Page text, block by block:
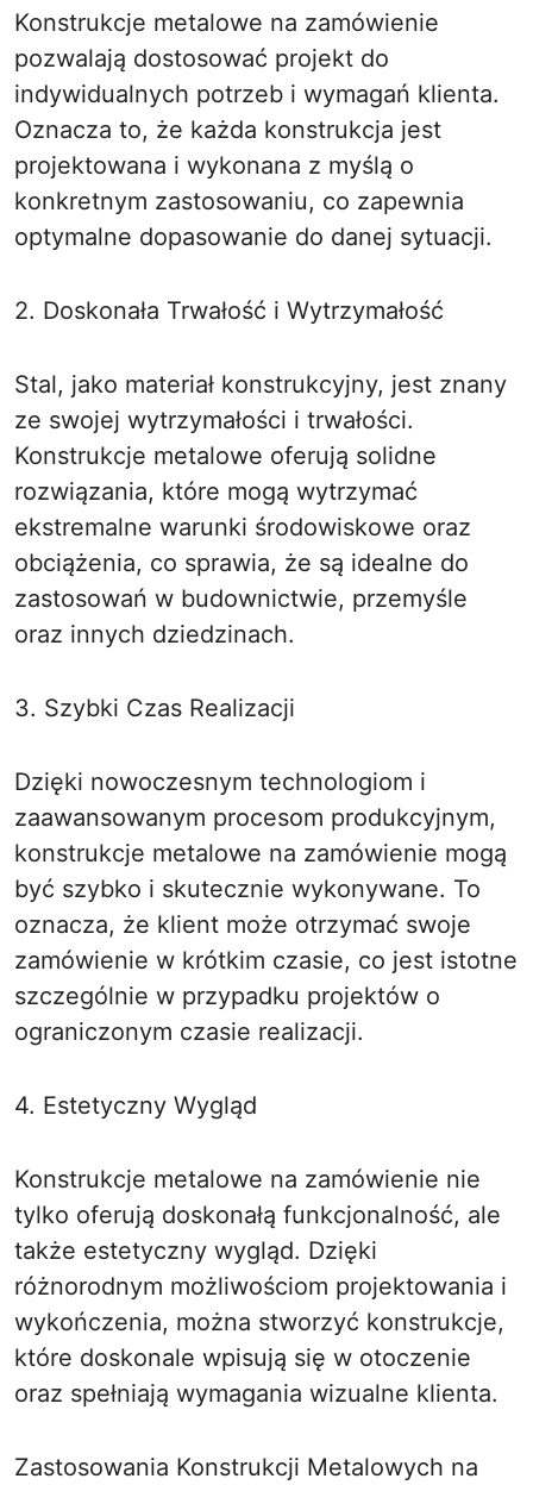
Konstrukcje metalowe na zamówienie
pozwalają dostosować projekt do
indywidualnych potrzeb i wymagań klienta.
Oznacza to, że każda konstrukcja jest
projektowana i wykonana z myślą o
konkretnym zastosowaniu, co zapewnia
optymalne dopasowanie do danej sytuacji.
2. Doskonała Trwałość i Wytrzymałość
Stal, jako materiał konstrukcyjny, jest znany
ze swojej wytrzymałości i trwałości.
Konstrukcje metalowe oferują solidne
rozwiązania, które mogą wytrzymać
ekstremalne warunki środowiskowe oraz
obciążenia, co sprawia, że są idealne do
zastosowań w budownictwie, przemyśle
oraz innych dziedzinach.
3. Szybki Czas Realizacji
Dzięki nowoczesnym technologiom i
zaawansowanym procesom produkcyjnym,
konstrukcje metalowe na zamówienie mogą
być szybko i skutecznie wykonywane. To
oznacza, że klient może otrzymać swoje
zamówienie w krótkim czasie, co jest istotne
szczególnie w przypadku projektów o
ograniczonym czasie realizacji.
4. Estetyczny Wygląd
Konstrukcje metalowe na zamówienie nie
tylko oferują doskonałą funkcjonalność, ale
także estetyczny wygląd. Dzięki
różnorodnym możliwościom projektowania i
wykończenia, można stworzyć konstrukcje,
które doskonale wpisują się w otoczenie
oraz spełniają wymagania wizualne klienta.
Zastosowania Konstrukcji Metalowych na